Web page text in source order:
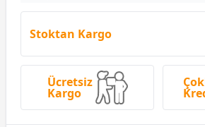
Stoktan Kargo
Ücretsiz
Kargo